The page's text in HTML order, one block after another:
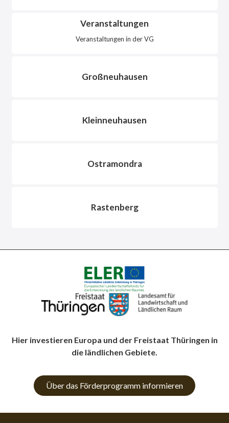
Veranstaltungen
Veranstaltungen in der VG
Großneuhausen
Kleinneuhausen
Ostramondra
Rastenberg
Hier investieren Europa und der Freistaat Thüringen in
die ländlichen Gebiete.
Über das Förderprogramm informieren